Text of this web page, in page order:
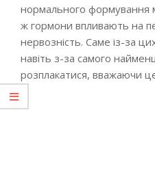
нормального формування
ж гормони впливають на
нервозність. Саме із-за
навіть з-за самого
розплакатися, вважаючи